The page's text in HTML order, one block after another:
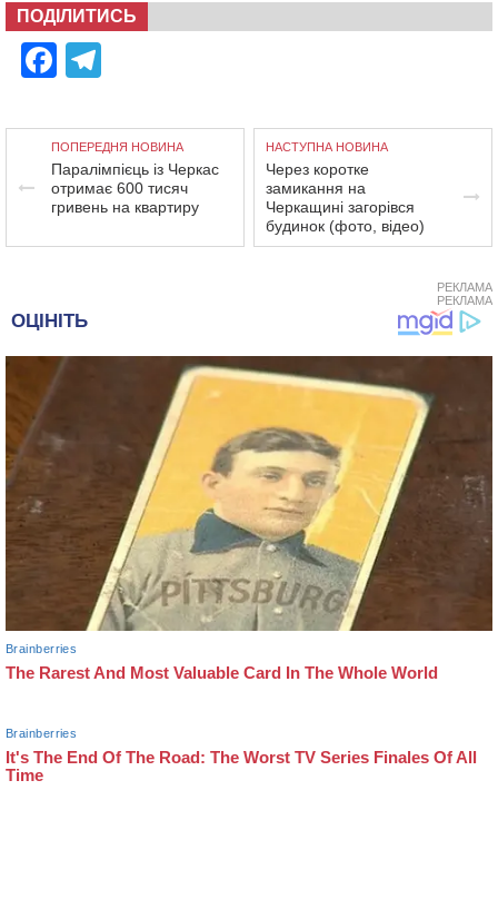
ПОДІЛИТИСЬ
Facebook
ПОПЕРЕДНЯ НОВИНА
Паралімпієць із Черкас
отримає 600 тисяч
гривень на квартиру
НАСТУПНА НОВИНА
Через коротке
замикання на
Черкащині загорівся
будинок (фото, відео)
РЕКЛАМА
РЕКЛАМА